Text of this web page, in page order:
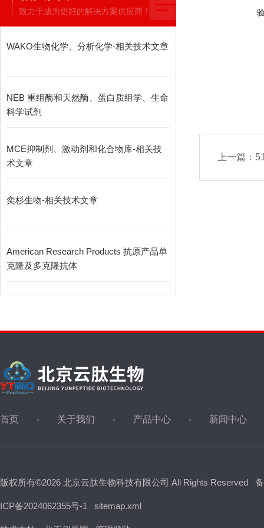
致力于成为更好的解决方案供应商！
WAKO生物化学、分析化学-相关技术文章
NEB 重组酶和天然酶、蛋白质组学、生命
科学试剂
MCE抑制剂、激动剂和化合物库-相关技
术文章
奕杉生物-相关技术文章
American Research Products 抗原产品单
克隆及多克隆抗体
上一篇：
首页 关于我们 产品中心 新闻中心
版权所有©2026 北京云肽生物科技有限公司 All Rights Reserved
ICP备2024062355号-1 sitemap.xml